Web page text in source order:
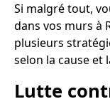
Si malgré tout,
dans vos murs à
plusieurs
selon la cause et
Lutte